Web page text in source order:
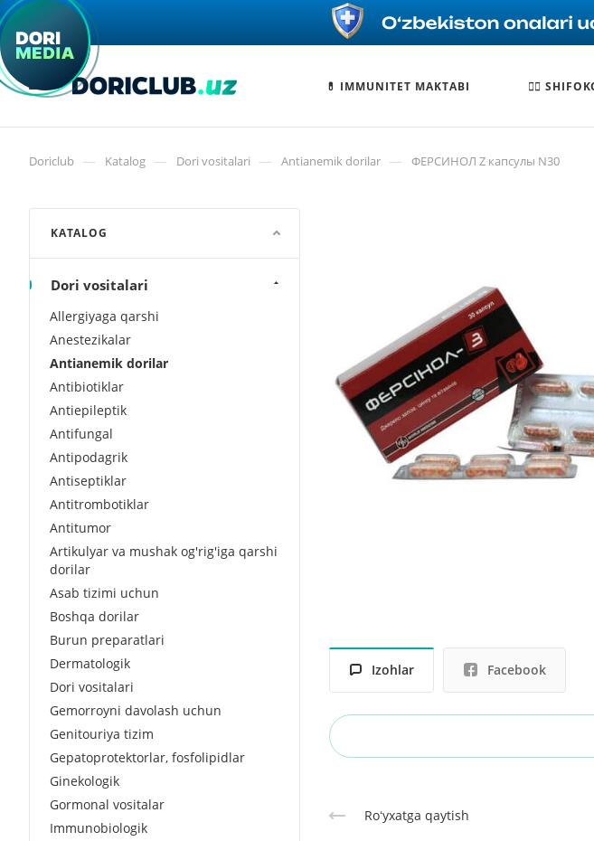
💊 IMMUNITET MAKTABI 🧑‍⚕️
Doriclub — Katalog — Dori vositalari — Antianemik dorilar — ФЕРСИНОЛ Z капсулы N30
Izohlar Facebook
Roʻyxatga qaytish
KATALOG
Dori vositalari
Allergiyaga qarshi
Anestezikalar
Antianemik dorilar
Antibiotiklar
Antiepileptik
Antifungal
Antipodagrik
Antiseptiklar
Antitrombotiklar
Antitumor
Artikulyar va mushak og'rig'iga qarshi
dorilar
Asab tizimi uchun
Boshqa dorilar
Burun preparatlari
Dermatologik
Dori vositalari
Gemorroyni davolash uchun
Genitouriya tizim
Gepatoprotektorlar, fosfolipidlar
Ginekologik
Gormonal vositalar
Immunobiologik